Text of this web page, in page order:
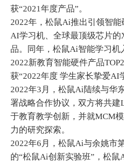
获“2021年度产品”。
2022年，松鼠Ai推出引领智
AI学习机、全球最顶级芯片
品。同年，松鼠Ai智能学习机
2022新教育智能硬件产品
获“2022年度 学生家长挚爱AI
2022年3月，松鼠Ai陆续与华
署战略合作协议，双方将共建
于教育教学创新，并就MCM
力的研究探索。
2022年6月，松鼠Ai与余姚市
的“松鼠Ai创新实验班”，松